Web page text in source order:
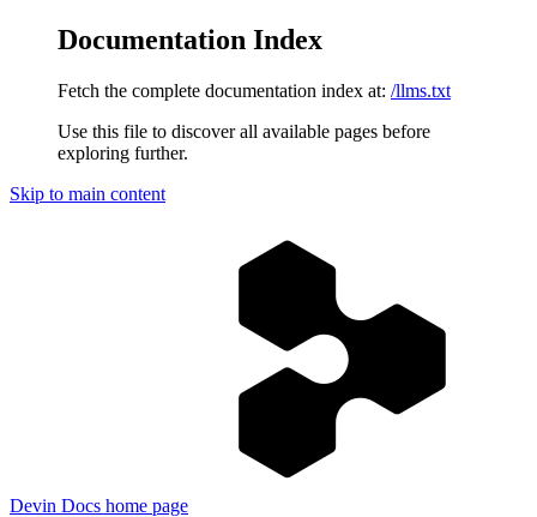
Documentation Index
Fetch the complete documentation index at: /llms.txt
Use this file to discover all available pages before
exploring further.
Skip to main content
Devin Docs home page